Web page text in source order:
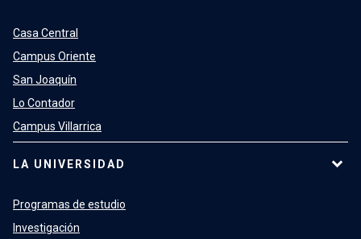
Casa Central
Campus Oriente
San Joaquín
Lo Contador
Campus Villarrica
LA UNIVERSIDAD
Programas de estudio
Investigación